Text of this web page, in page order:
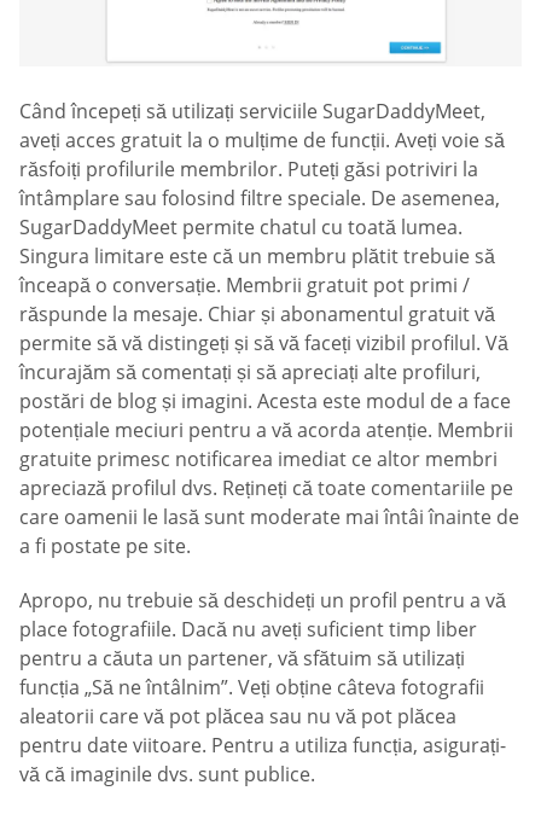
Când începeți să utilizați serviciile SugarDaddyMeet,
aveți acces gratuit la o mulțime de funcții. Aveți voie să
răsfoiți profilurile membrilor. Puteți găsi potriviri la
întâmplare sau folosind filtre speciale. De asemenea,
SugarDaddyMeet permite chatul cu toată lumea.
Singura limitare este că un membru plătit trebuie să
înceapă o conversație. Membrii gratuit pot primi /
răspunde la mesaje. Chiar și abonamentul gratuit vă
permite să vă distingeți și să vă faceți vizibil profilul. Vă
încurajăm să comentați și să apreciați alte profiluri,
postări de blog și imagini. Acesta este modul de a face
potențiale meciuri pentru a vă acorda atenție. Membrii
gratuite primesc notificarea imediat ce altor membri
apreciază profilul dvs. Rețineți că toate comentariile pe
care oamenii le lasă sunt moderate mai întâi înainte de
a fi postate pe site.
Apropo, nu trebuie să deschideți un profil pentru a vă
place fotografiile. Dacă nu aveți suficient timp liber
pentru a căuta un partener, vă sfătuim să utilizați
funcția „Să ne întâlnim”. Veți obține câteva fotografii
aleatorii care vă pot plăcea sau nu vă pot plăcea
pentru date viitoare. Pentru a utiliza funcția, asigurați-
vă că imaginile dvs. sunt publice.